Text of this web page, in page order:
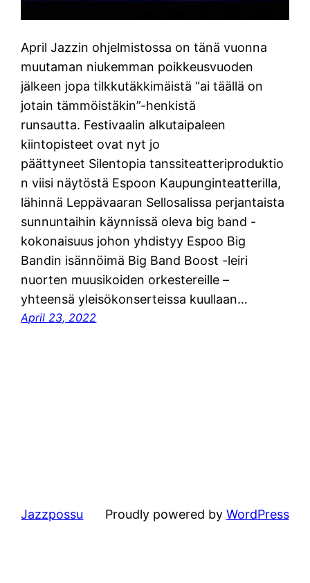
April Jazzin ohjelmistossa on tänä vuonna
muutaman niukemman poikkeusvuoden
jälkeen jopa tilkkutäkkimäistä “ai täällä on
jotain tämmöistäkin”-henkistä
runsautta. Festivaalin alkutaipaleen
kiintopisteet ovat nyt jo
päättyneet Silentopia tanssiteatteriproduktio
n viisi näytöstä Espoon Kaupunginteatterilla,
lähinnä Leppävaaran Sellosalissa perjantaista
sunnuntaihin käynnissä oleva big band -
kokonaisuus johon yhdistyy Espoo Big
Bandin isännöimä Big Band Boost -leiri
nuorten muusikoiden orkestereille –
yhteensä yleisökonserteissa kuullaan…
April 23, 2022
Jazzpossu Proudly powered by WordPress